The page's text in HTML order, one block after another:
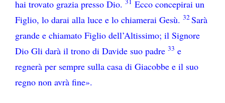
hai trovato grazia presso Dio.
Ecco concepirai un
Figlio, lo darai alla luce e lo chiamerai Gesù. 32Sarà
grande e chiamato Figlio dell’Altissimo; il Signore
Dio Gli darà il trono di Davide suo padre 33 e
regnerà per sempre sulla casa di Giacobbe e il suo
regno non avrà fine».